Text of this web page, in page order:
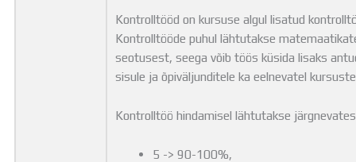
Kontrolltööd on kursuse algul lisatud
Kontrolltööde puhul lähtutakse
seotusest, seega võib töös küsida lisaks
sisule ja õpiväljunditele ka eelnevatel
Kontrolltöö hindamisel lähtutakse
5 -> 90-100%,